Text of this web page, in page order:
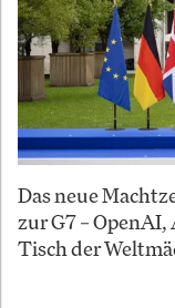
Das neue
zur G7 –
Tisch der